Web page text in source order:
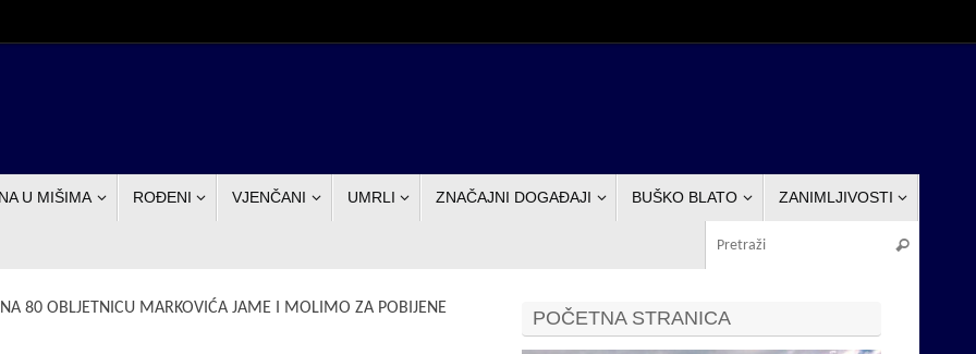
U MIŠIMA ROĐENI VJENČANI UMRLI ZNAČAJNI DOGAĐAJI BUŠKO BLATO ZANIMLJIVOSTI
Pretraži
80 OBLJETNICU MARKOVIĆA JAME I MOLIMO ZA POBIJENE
POČETNA STRANICA